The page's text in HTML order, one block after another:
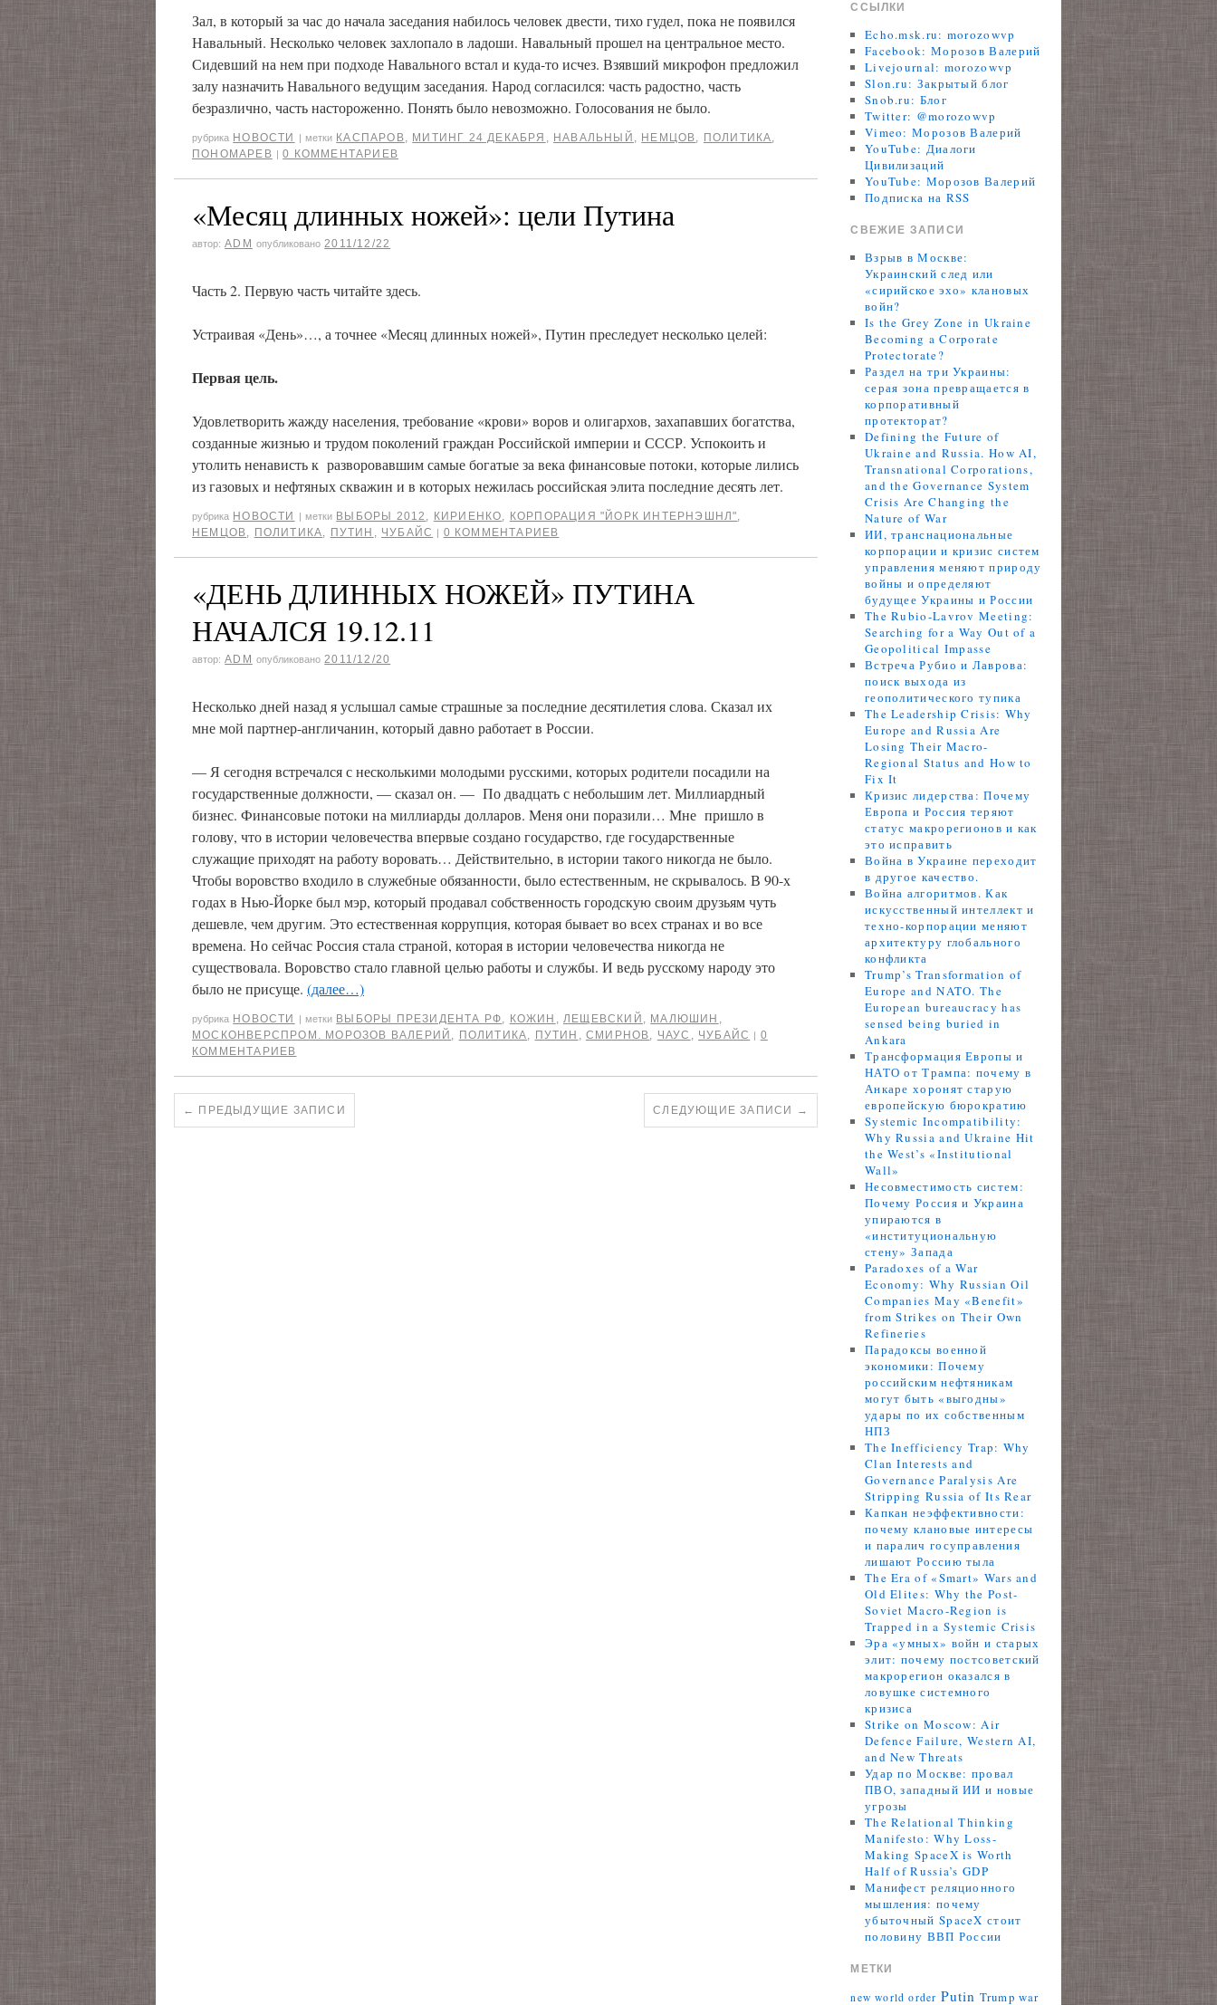
Зал, в который за час до начала заседания набилось человек двести, тихо гудел, пока не появился
Навальный. Несколько человек захлопало в ладоши. Навальный прошел на центральное место.
Сидевший на нем при подходе Навального встал и куда-то исчез. Взявший микрофон предложил
залу назначить Навального ведущим заседания. Народ согласился: часть радостно, часть
безразлично, часть настороженно. Понять было невозможно. Голосования не было.
рубрика НОВОСТИ | метки КАСПАРОВ, МИТИНГ 24 ДЕКАБРЯ , НАВАЛЬНЫЙ , НЕМЦОВ, ПОЛИТИКА,
ПОНОМАРЕВ | 0 КОММЕНТАРИЕВ
«Месяц длинных ножей»: цели Путина
автор: ADM опубликовано 2011/12/22
Часть 2. Первую часть читайте здесь.
Устраивая «День»…, а точнее «Месяц длинных ножей», Путин преследует несколько целей:
Первая цель.
Удовлетворить жажду населения, требование «крови» воров и олигархов, захапавших богатства,
созданные жизнью и трудом поколений граждан Российской империи и СССР. Успокоить и
утолить ненависть к разворовавшим самые богатые за века финансовые потоки, которые лились
из газовых и нефтяных скважин и в которых нежилась российская элита последние десять лет.
рубрика НОВОСТИ | метки ВЫБОРЫ 2012 , КИРИЕНКО, КОРПОРАЦИЯ "ЙОРК ИНТЕРНЭШНЛ",
НЕМЦОВ, ПОЛИТИКА, ПУТИН , ЧУБАЙС | 0 КОММЕНТАРИЕВ
«ДЕНЬ ДЛИННЫХ НОЖЕЙ» ПУТИНА
НАЧАЛСЯ 19.12.11
автор: ADM опубликовано 2011/12/20
Несколько дней назад я услышал самые страшные за последние десятилетия слова. Сказал их
мне мой партнер-англичанин, который давно работает в России.
— Я сегодня встречался с несколькими молодыми русскими, которых родители посадили на
государственные должности, — сказал он. — По двадцать с небольшим лет. Миллиардный
бизнес. Финансовые потоки на миллиарды долларов. Меня они поразили… Мне пришло в
голову, что в истории человечества впервые создано государство, где государственные
служащие приходят на работу воровать… Действительно, в истории такого никогда не было.
Чтобы воровство входило в служебные обязанности, было естественным, не скрывалось. В 90-х
годах в Нью-Йорке был мэр, который продавал собственность городскую своим друзьям чуть
дешевле, чем другим. Это естественная коррупция, которая бывает во всех странах и во все
времена. Но сейчас Россия стала страной, которая в истории человечества никогда не
существовала. Воровство стало главной целью работы и службы. И ведь русскому народу это
было не присуще. (далее…)
рубрика НОВОСТИ | метки ВЫБОРЫ ПРЕЗИДЕНТА РФ, КОЖИН ,ЛЕЩЕВСКИЙ , МАЛЮШИН ,
МОСКОНВЕРСПРОМ. МОРОЗОВ ВАЛЕРИЙ , ПОЛИТИКА, ПУТИН ,СМИРНОВ, ЧАУС , ЧУБАЙС | 0
КОММЕНТАРИЕВ
← ПРЕДЫДУЩИЕ ЗАПИСИ СЛЕДУЮЩИЕ ЗАПИСИ →
ССЫЛКИ
Echo.msk.ru: morozowvp
Facebook: Морозов Валерий
Livejournal: morozowvp
Slon.ru: Закрытый блог
Snob.ru: Блог
Twitter: @morozowvp
Vimeo: Морозов Валерий
YouTube: Диалоги
Цивилизаций
YouTube: Морозов Валерий
Подписка на RSS
СВЕЖИЕ ЗАПИСИ
Взрыв в Москве:
Украинский след или
«сирийское эхо» клановых
войн?
Is the Grey Zone in Ukraine
Becoming a Corporate
Protectorate?
Раздел на три Украины:
серая зона превращается в
корпоративный
протекторат?
Defining the Future of
Ukraine and Russia. How AI,
Transnational Corporations,
and the Governance System
Crisis Are Changing the
Nature of War
ИИ, транснациональные
корпорации и кризис систем
управления меняют природу
войны и определяют
будущее Украины и России
The Rubio-Lavrov Meeting:
Searching for a Way Out of a
Geopolitical Impasse
Встреча Рубио и Лаврова:
поиск выхода из
геополитического тупика
The Leadership Crisis: Why
Europe and Russia Are
Losing Their Macro-
Regional Status and How to
Fix It
Кризис лидерства: Почему
Европа и Россия теряют
статус макрорегионов и как
это исправить
Война в Украине переходит
в другое качество.
Война алгоритмов. Как
искусственный интеллект и
техно-корпорации меняют
архитектуру глобального
конфликта
Trump’s Transformation of
Europe and NATO. The
European bureaucracy has
sensed being buried in
Ankara
Трансформация Европы и
НАТО от Трампа: почему в
Анкаре хоронят старую
европейскую бюрократию
Systemic Incompatibility:
Why Russia and Ukraine Hit
the West’s «Institutional
Wall»
Несовместимость систем:
Почему Россия и Украина
упираются в
«институциональную
стену» Запада
Paradoxes of a War
Economy: Why Russian Oil
Companies May «Benefit»
from Strikes on Their Own
Refineries
Парадоксы военной
экономики: Почему
российским нефтяникам
могут быть «выгодны»
удары по их собственным
НПЗ
The Inefficiency Trap: Why
Clan Interests and
Governance Paralysis Are
Stripping Russia of Its Rear
Капкан неэффективности:
почему клановые интересы
и паралич госуправления
лишают Россию тыла
The Era of «Smart» Wars and
Old Elites: Why the Post-
Soviet Macro-Region is
Trapped in a Systemic Crisis
Эра «умных» войн и старых
элит: почему постсоветский
макрорегион оказался в
ловушке системного
кризиса
Strike on Moscow: Air
Defence Failure, Western AI,
and New Threats
Удар по Москве: провал
ПВО, западный ИИ и новые
угрозы
The Relational Thinking
Manifesto: Why Loss-
Making SpaceX is Worth
Half of Russia’s GDP
Манифест реляционного
мышления: почему
убыточный SpaceX стоит
половину ВВП России
МЕТКИ
new world order Putin Trump war